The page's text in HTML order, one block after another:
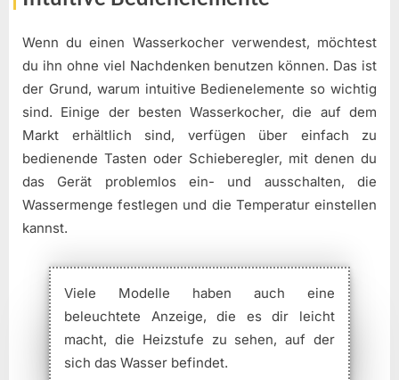
Wenn du einen Wasserkocher verwendest, möchtest
du ihn ohne viel Nachdenken benutzen können. Das ist
der Grund, warum intuitive Bedienelemente so wichtig
sind. Einige der besten Wasserkocher, die auf dem
Markt erhältlich sind, verfügen über einfach zu
bedienende Tasten oder Schieberegler, mit denen du
das Gerät problemlos ein- und ausschalten, die
Wassermenge festlegen und die Temperatur einstellen
kannst.
Viele Modelle haben auch eine
beleuchtete Anzeige, die es dir leicht
macht, die Heizstufe zu sehen, auf der
sich das Wasser befindet.